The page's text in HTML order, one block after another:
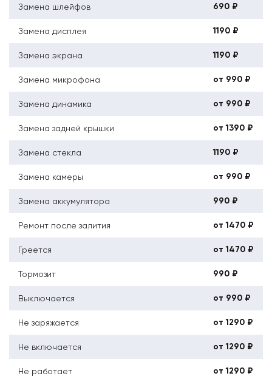
Замена шлейфов 690 ₽
Замена дисплея 1190 ₽
Замена экрана 1190 ₽
Замена микрофона от 990 ₽
Замена динамика от 990 ₽
Замена задней крышки от 1390 ₽
Замена стекла 1190 ₽
Замена камеры от 990 ₽
Замена аккумулятора 990 ₽
Ремонт после залития от 1470 ₽
Греется от 1470 ₽
Тормозит 990 ₽
Выключается от 990 ₽
Не заряжается от 1290 ₽
Не включается от 1290 ₽
Не работает от 1290 ₽